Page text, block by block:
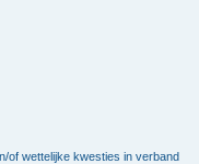
of wettelijke kwesties in verband